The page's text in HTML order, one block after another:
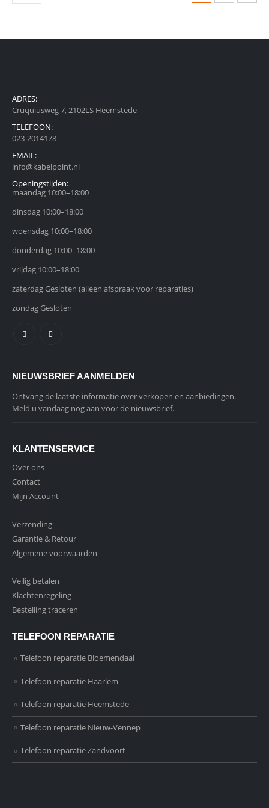
ADRES:
Cruquiusweg 7, 2102LS Heemstede
TELEFOON:
023-2014178
EMAIL:
info@kabelpoint.nl
Openingstijden:
maandag 10:00–18:00
dinsdag 10:00–18:00
woensdag 10:00–18:00
donderdag 10:00–18:00
vrijdag 10:00–18:00
zaterdag Gesloten (alleen afspraak voor reparaties)
zondag Gesloten
NIEUWSBRIEF AANMELDEN
Ontvang de laatste informatie over verkopen en aanbiedingen.
Meld u vandaag nog aan voor de nieuwsbrief.
KLANTENSERVICE
Over ons
Contact
Mijn Account
Verzending
Garantie & Retour
Algemene voorwaarden
Veilig betalen
Klachtenregeling
Bestelling traceren
TELEFOON REPARATIE
Telefoon reparatie Bloemendaal
Telefoon reparatie Haarlem
Telefoon reparatie Heemstede
Telefoon reparatie Nieuw-Vennep
Telefoon reparatie Zandvoort